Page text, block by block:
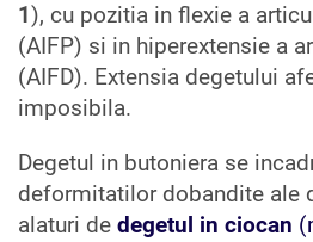
1), cu pozitia in flexie a
(AIFP) si in hiperextensie a
(AIFD). Extensia degetului
imposibila.
Degetul in butoniera se
deformitatilor dobandite ale
alaturi de degetul in ciocan